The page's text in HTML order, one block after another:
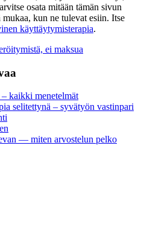
osata mitään tämän sivun
mukaa, kun ne tulevat esiin. Itse
käyttäytymisterapia.
ei maksua
kaikki menetelmät
selitettynä – syvätyön vastinpari
— miten arvostelun pelko